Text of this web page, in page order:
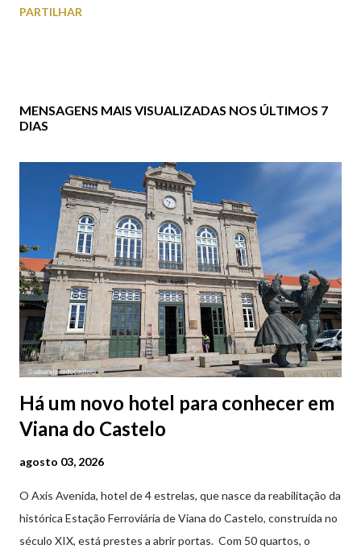
PARTILHAR
MENSAGENS MAIS VISUALIZADAS NOS ÚLTIMOS 7
DIAS
Há um novo hotel para conhecer em
Viana do Castelo
agosto 03, 2026
O Axis Avenida, hotel de 4 estrelas, que nasce da reabilitação da
histórica Estação Ferroviária de Viana do Castelo, construída no
século XIX, está prestes a abrir portas. Com 50 quartos, o